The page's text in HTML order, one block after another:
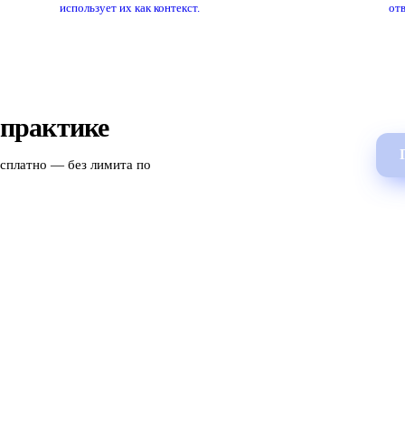
использует их как контекст.
— без лимита по